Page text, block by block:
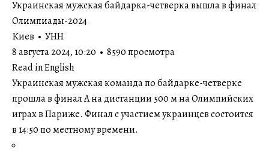
Украинская мужская байдарка-четверка вышла в финал
Олимпиады-2024
Киев • УНН
8 августа 2024, 10:20 • 8590 просмотра
Read in English
Украинская мужская команда по байдарке-четверке
прошла в финал А на дистанции 500 м на Олимпийских
играх в Париже. Финал с участием украинцев состоится
в 14:50 по местному времени.